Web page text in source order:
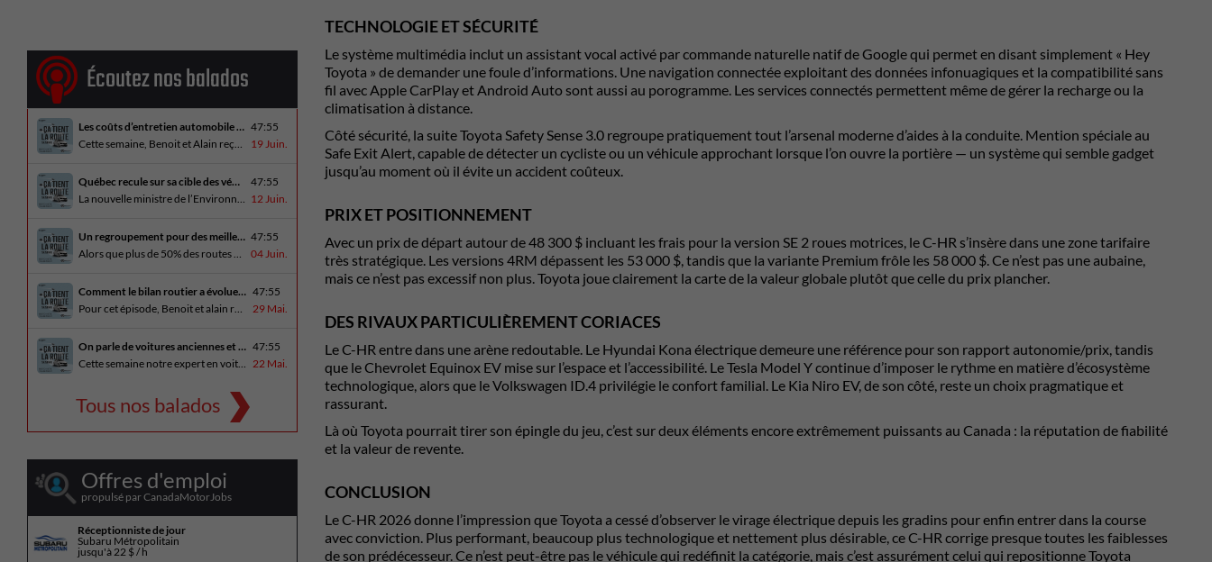
Écoutez nos balados
Les coûts d’entretien automobile en hausse 47:55
19 Juin.
Québec recule sur sa cible des véhicules électriques
47:55
12 Juin.
Un regroupement pour des meilleures routes au Québec 47:55
04 Juin.
Comment le bilan routier a évoluer depuis 1973 47:55
29 Mai.
On parle de voitures anciennes et du nouveau Kia Seltos 2027 47:55
22 Mai.
Tous nos balados
Offres d'emploi
propulsé par CanadaMotorJobs
Réceptionniste de jour
Subaru Métropolitain
jusqu'à 22 $ / h
TECHNOLOGIE ET SÉCURITÉ
Le système multimédia inclut un assistant vocal activé par commande naturelle natif de Google qui permet en disant simplement « Hey
Toyota » de demander une foule d’informations. Une navigation connectée exploitant des données infonuagiques et la compatibilité sans
fil avec Apple CarPlay et Android Auto sont aussi au porogramme. Les services connectés permettent même de gérer la recharge ou la
climatisation à distance.
Côté sécurité, la suite Toyota Safety Sense 3.0 regroupe pratiquement tout l’arsenal moderne d’aides à la conduite. Mention spéciale au
Safe Exit Alert, capable de détecter un cycliste ou un véhicule approchant lorsque l’on ouvre la portière — un système qui semble gadget
jusqu’au moment où il évite un accident coûteux.
PRIX ET POSITIONNEMENT
Avec un prix de départ autour de 48 300 $ incluant les frais pour la version SE 2 roues motrices, le C-HR s’insère dans une zone tarifaire
très stratégique. Les versions 4RM dépassent les 53 000 $, tandis que la variante Premium frôle les 58 000 $. Ce n’est pas une aubaine,
mais ce n’est pas excessif non plus. Toyota joue clairement la carte de la valeur globale plutôt que celle du prix plancher.
DES RIVAUX PARTICULIÈREMENT CORIACES
Le C-HR entre dans une arène redoutable. Le Hyundai Kona électrique demeure une référence pour son rapport autonomie/prix, tandis
que le Chevrolet Equinox EV mise sur l’espace et l’accessibilité. Le Tesla Model Y continue d’imposer le rythme en matière d’écosystème
technologique, alors que le Volkswagen ID.4 privilégie le confort familial. Le Kia Niro EV, de son côté, reste un choix pragmatique et
rassurant.
Là où Toyota pourrait tirer son épingle du jeu, c’est sur deux éléments encore extrêmement puissants au Canada : la réputation de fiabilité
et la valeur de revente.
CONCLUSION
Le C-HR 2026 donne l’impression que Toyota a cessé d’observer le virage électrique depuis les gradins pour enfin entrer dans la course
avec conviction. Plus performant, beaucoup plus technologique et nettement plus désirable, ce C-HR corrige presque toutes les faiblesses
de son prédécesseur. Ce n’est peut-être pas le véhicule qui redéfinit la catégorie, mais c’est assurément celui qui repositionne Toyota